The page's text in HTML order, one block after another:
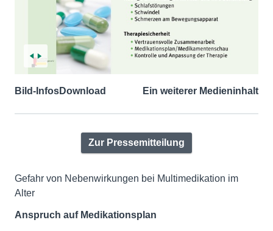
Bild-InfosDownload Ein weiterer Medieninhalt
Zur Pressemitteilung
Gefahr von Nebenwirkungen bei Multimedikation im
Alter
Anspruch auf Medikationsplan